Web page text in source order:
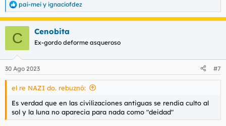
R
e
a
e
s
pai-mei y ignaciofdez
C Cenobita
Ex-gordo deforme asqueroso
30 Ago 2023 #7
el re NAZI do. rebuznó:
Es verdad que en las civilizaciones antiguas se rendia culto al
sol y la luna no aparecia para nada como "deidad"